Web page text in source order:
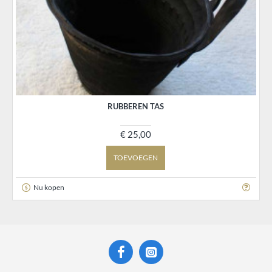
RUBBEREN TAS
€ 25,00
TOEVOEGEN
Nu kopen